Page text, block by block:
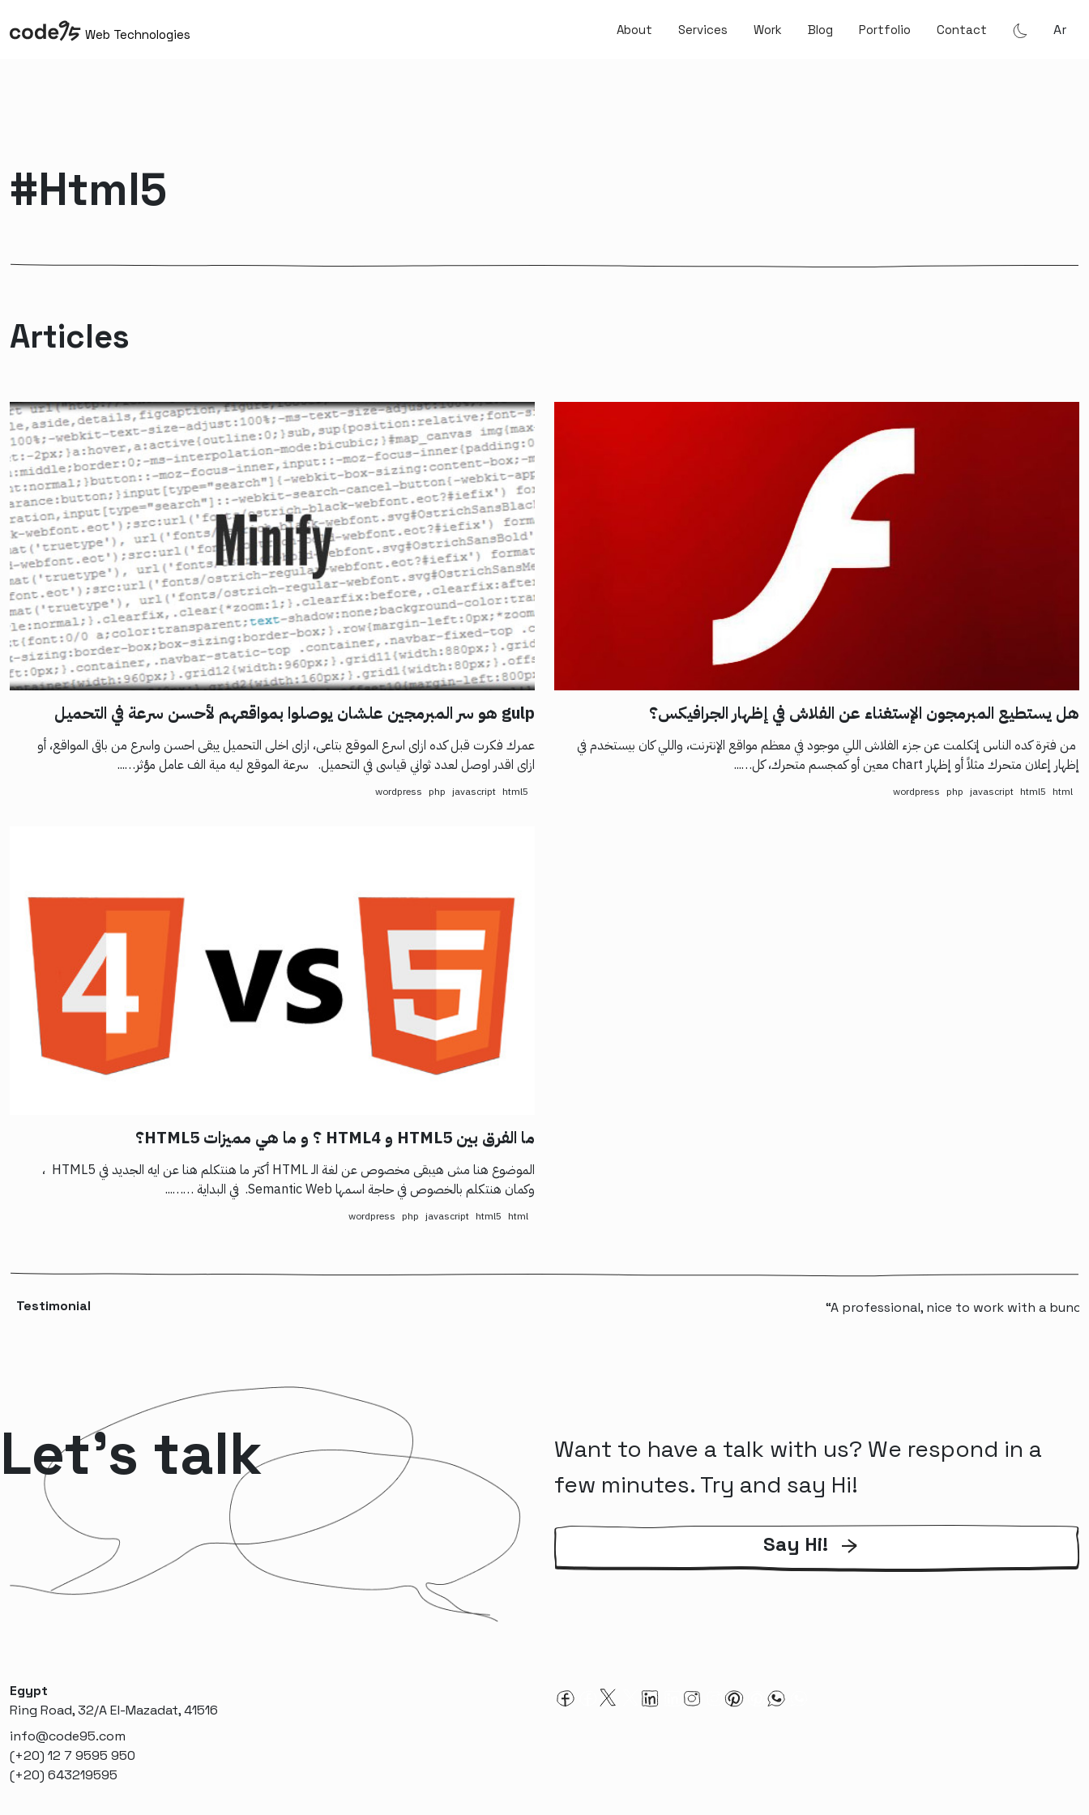
Web Technologies About Services Work Blog Portfolio Contact Ar
#html5
Articles
gulp هو سر المبرمجين علشان يوصلوا بمواقعهم لأحسن سرعة في التحميل
عمرك فكرت قبل كده ازاى اسرع الموقع بتاعى، ازاى اخلى التحميل يبقى احسن واسرع من باقى المواقع، أو
ازاى اقدر اوصل لعدد ثواني قياسى في التحميل. سرعة الموقع ليه مية الف عامل مؤثر…...
html5
javascript
php
wordpress
هل يستطيع المبرمجون الإستغناء عن الفلاش في إظهار الجرافيكس؟
من فترة كده الناس إتكلمت عن جزء الفلاش اللي موجود في معظم مواقع الإنترنت، واللي كان بيستخدم في
إظهار إعلان متحرك مثلاً أو إظهار chart معين أو كمجسم متحرك، كل…...
html
html5
javascript
php
wordpress
ما الفرق بين HTML5 و HTML4 ؟ و ما هي مميزات HTML5؟
الموضوع هنا مش هيبقى مخصوص عن لغة الـ HTML أكتر ما هنتكلم هنا عن ايه الجديد في HTML5 ،
وكمان هنتكلم بالخصوص في حاجة اسمها Semantic Web. في البداية ……...
html
html5
javascript
php
wordpress
Testimonial “A professional, nice to work with a bunch of
Let’s talk
Want to have a talk with us? We respond in a
few minutes. Try and say Hi!
Say Hi!
Egypt
Ring Road, 32/A El-Mazadat, 41516
info@code95.com
(+20) 12 7 9595 950
(+20) 643219595